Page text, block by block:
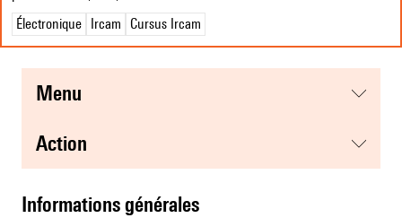
Électronique
Ircam Cursus Ircam
menu
action
informations générales